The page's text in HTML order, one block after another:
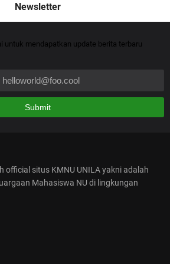
KEPENGURUSAN
yg baru aja selama itu hasanah,,,
untuk mendapatkan update berita terbaru
official situs KMNU UNILA yakni adalah
Mahasiswa NU di lingkungan